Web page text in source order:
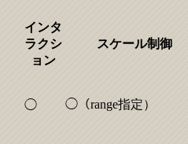
インタ
ラクシ
ョン
スケール制御
◯ ◯（range指定）